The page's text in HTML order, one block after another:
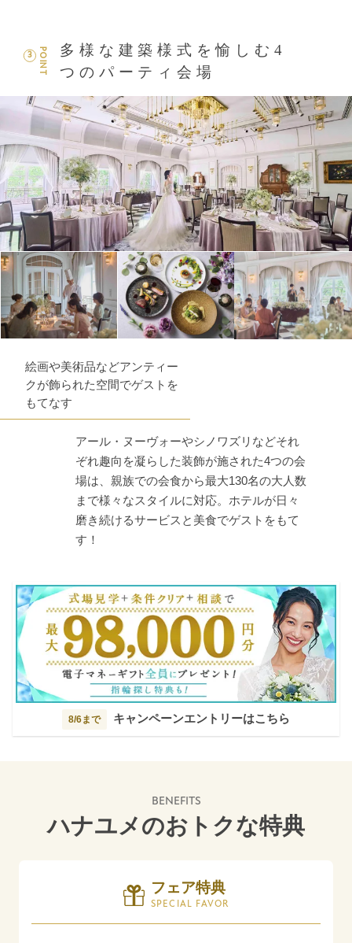
POINT
3
多様な建築様式を愉しむ4
つのパーティ会場
絵画や美術品などアンティー
クが飾られた空間でゲストを
もてなす
アール・ヌーヴォーやシノワズリなどそれ
ぞれ趣向を凝らした装飾が施された4つの会
場は、親族での会食から最大130名の大人数
まで様々なスタイルに対応。ホテルが日々
磨き続けるサービスと美食でゲストをもて
す！
8/6まで キャンペーンエントリーはこちら
BENEFITS
ハナユメのおトクな特典
フェア特典
SPECIAL FAVOR